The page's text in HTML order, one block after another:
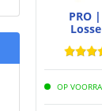
PRO
OP